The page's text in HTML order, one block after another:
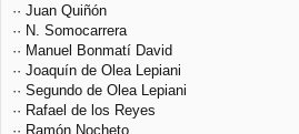
·· Juan Quiñón
·· N. Somocarrera
·· Manuel Bonmatí David
·· Joaquín de Olea Lepiani
·· Segundo de Olea Lepiani
·· Rafael de los Reyes
·· Ramón Nocheto